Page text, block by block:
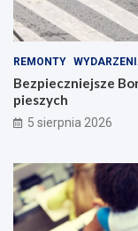
REMONTY
Bezpieczniejsze
pieszych
5 sierpnia 2026